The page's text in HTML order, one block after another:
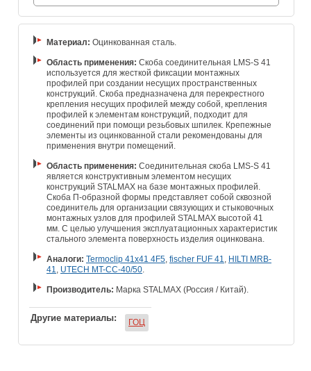
Материал: Оцинкованная сталь.
Область применения: Скоба соединительная LMS-S 41
используется для жесткой фиксации монтажных
профилей при создании несущих пространственных
конструкций. Скоба предназначена для перекрестного
крепления несущих профилей между собой, крепления
профилей к элементам конструкций, подходит для
соединений при помощи резьбовых шпилек. Крепежные
элементы из оцинкованной стали рекомендованы для
применения внутри помещений.
Область применения: Соединительная скоба LMS-S 41
является конструктивным элементом несущих
конструкций STALMAX на базе монтажных профилей.
Скоба П-образной формы представляет собой сквозной
соединитель для организации связующих и стыковочных
монтажных узлов для профилей STALMAX высотой 41
мм. С целью улучшения эксплуатационных характеристик
стального элемента поверхность изделия оцинкована.
Аналоги: Termoclip 41х41 4F5 fischer FUF 41
HILTI MRB-
41
UTECH MT-CC-40/50
Производитель: Марка STALMAX (Россия / Китай).
Другие материалы: ГОЦ